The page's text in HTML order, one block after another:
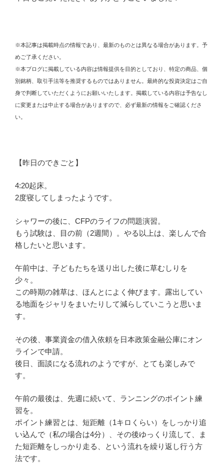
※本記事は掲載時点の情報であり、最新のものとは異なる場合があります。予
めご了承ください。
※本ブログに掲載している内容は情報提供を目的としており、特定の商品、個
別銘柄、取引手法等を推奨するものではありません。最終的な投資決定はご自
身で判断していただくようにお願いいたします。掲載している内容は予告なし
に変更または中止する場合がありますので、必ず最新の情報をご確認くださ
い。
【昨日のできごと】
4:20起床。
2度寝してしまったようです。
シャワーの後に、CFPのライフの問題演習。
もう試験は、目の前（2週間）。やる以上は、楽しんで合
格したいと思います。
午前中は、子どもたちを送り出した後に草むしりを
少々。
この時期の雑草は、ほんとによく伸びます。露出してい
る地面をジャリをまいたりして減らしていこうと思いま
す。
その後、事業資金の借入依頼を日本政策金融公庫にオン
ラインで申請。
後日、面談になる流れのようですが、とても楽しみで
す。
午前の最後は、先週に続いて、ランニングのポイント練
習を。
ポイント練習とは、短距離（1キロくらい）をしっかり追
い込んで（私の場合は4分）、その後ゆっくり流して、ま
た短距離をしっかり走る、という流れを繰り返し行う方
法です。